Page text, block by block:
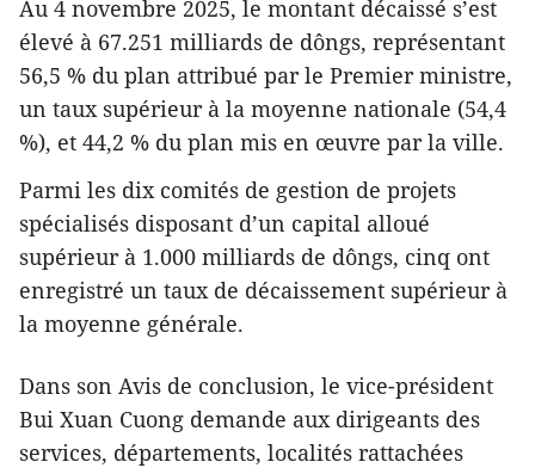
Au 4 novembre 2025, le montant décaissé s’est
élevé à 67.251 milliards de dôngs, représentant
56,5 % du plan attribué par le Premier ministre,
un taux supérieur à la moyenne nationale (54,4
%), et 44,2 % du plan mis en œuvre par la ville.
Parmi les dix comités de gestion de projets
spécialisés disposant d’un capital alloué
supérieur à 1.000 milliards de dôngs, cinq ont
enregistré un taux de décaissement supérieur à
la moyenne générale.
Dans son Avis de conclusion, le vice-président
Bui Xuan Cuong demande aux dirigeants des
services, départements, localités rattachées